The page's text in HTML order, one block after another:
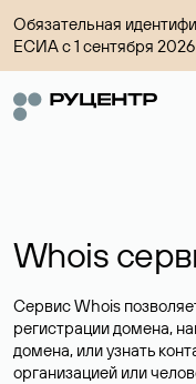
Обязательная
ЕСИА с 1 сентября 2026
Whois
Сервис Whois
регистрации домена,
домена, или узнать
организацией или